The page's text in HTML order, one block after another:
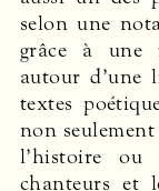
selon une
grâce à une
autour d’une
textes
non
l’histoire
chanteurs et